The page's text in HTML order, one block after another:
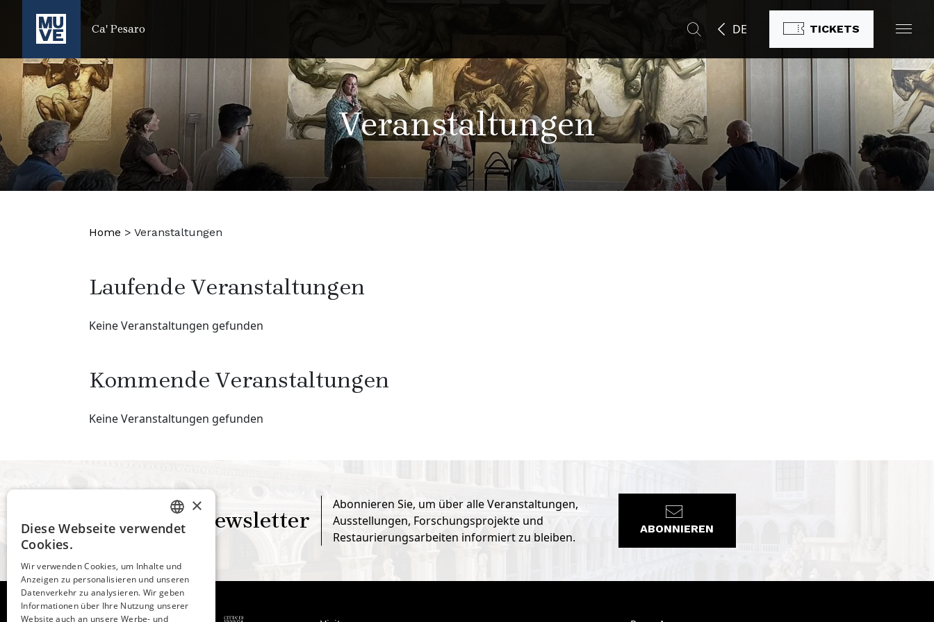
ZUM HAUPTINHALT SPRINGEN
Ca' Pesaro DE TICKETS
Veranstaltungen
Home > Veranstaltungen
Laufende Veranstaltungen
Keine Veranstaltungen gefunden
Kommende Veranstaltungen
Keine Veranstaltungen gefunden
Newsletter
Abonnieren Sie, um über alle Veranstaltungen,
Ausstellungen, Forschungsprojekte und
Restaurierungsarbeiten informiert zu bleiben.
ABONNIEREN
ITALIAN
SPANISH
GERMAN
×
Diese Webseite verwendet
Cookies.
Wir verwenden Cookies, um Inhalte und
Anzeigen zu personalisieren und unseren
Datenverkehr zu analysieren. Wir geben
Informationen über Ihre Nutzung unserer
Website auch an unsere Werbe- und